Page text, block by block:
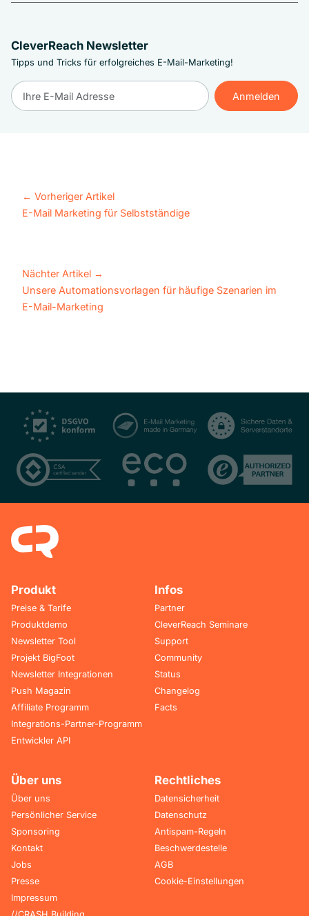
CleverReach Newsletter
Tipps und Tricks für erfolgreiches E-Mail-Marketing!
Anmelden
← Vorheriger Artikel
E-Mail Marketing für Selbstständige
Nächter Artikel →
Unsere Automationsvorlagen für häufige Szenarien im
E-Mail-Marketing
Produkt
Preise & Tarife
Produktdemo
Newsletter Tool
Projekt BigFoot
Newsletter Integrationen
Push Magazin
Affiliate Programm
Integrations-Partner-Programm
Entwickler API
Infos
Partner
CleverReach Seminare
Support
Community
Status
Changelog
Facts
Über uns
Über uns
Persönlicher Service
Sponsoring
Kontakt
Jobs
Presse
Impressum
Rechtliches
Datensicherheit
Datenschutz
Antispam-Regeln
Beschwerdestelle
AGB
Cookie-Einstellungen